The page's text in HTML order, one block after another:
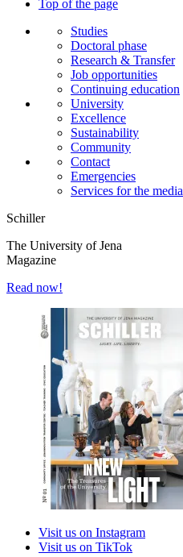
Top of the page
Studies
Doctoral phase
Research & Transfer
Job opportunities
Continuing education
University
Excellence
Sustainability
Community
Contact
Emergencies
Services for the media
Schiller
The University of Jena
Magazine
Read now!
Visit us on Instagram
Visit us on TikTok